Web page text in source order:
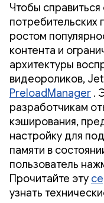
Чтобы
потребительских
ростом
контента и
архитектуры
видеороликов,
PreloadManager .
разработчикам
кэширования,
настройку для
памяти в
пользователь
Прочитайте эту
узнать